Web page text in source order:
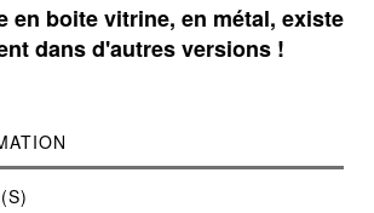
en boite vitrine, en métal, existe
dans d'autres versions !